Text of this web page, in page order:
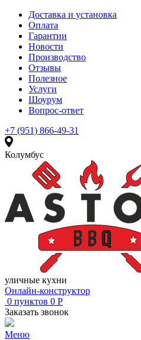
Доставка и установка
Оплата
Гарантии
Новости
Производство
Отзывы
Полезное
Услуги
Шоурум
Вопрос-ответ
+7 (951) 866-49-31
Колумбус
уличные кухни
Онлайн-конструктор
0 пунктов 0 Р
Заказать звонок
Меню